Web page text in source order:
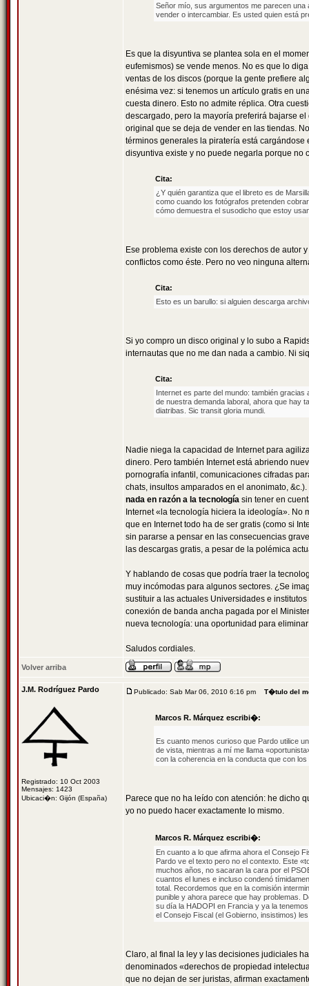
Señor mío, sus argumentos me parecen una
vender o intercambiar. Es usted quien está
Es que la disyuntiva se plantea sola en el
eufemismos) se vende menos. No es que lo
ventas de los discos (porque la gente prefiere
enésima vez: si tenemos un artículo gratis en
cuesta dinero. Esto no admite réplica. Otra
descargado, pero la mayoría preferirá bajarse
original que se deja de vender en las tiendas.
términos generales la piratería está
disyuntiva existe y no puede negarla porque no
Cita:
¿Y quién garantiza que el libreto es de
como cuando los fotógrafos pretenden
cómo demuestra el susodicho que estoy
Ese problema existe con los derechos de autor
conflictos como éste. Pero no veo ninguna
Cita:
Esto es un barullo: si alguien descarga
Si yo compro un disco original y lo subo a
internautas que no me dan nada a cambio. Ni
Cita:
Internet es parte del mundo: también
de nuestra demanda laboral, ahora que hay
diatribas. Sic transit gloria mundi.
Nadie niega la capacidad de Internet para
dinero. Pero también Internet está abriendo
pornografía infantil, comunicaciones cifradas
chats, insultos amparados en el anonimato,
nada en razón a la tecnología sin tener en
Internet «la tecnología hiciera la ideología».
que en Internet todo ha de ser gratis (como si
sin pararse a pensar en las consecuencias
las descargas gratis, a pesar de la polémica
Y hablando de cosas que podría traer la
muy incómodas para algunos sectores. ¿Se
sustituir a las actuales Universidades e
conexión de banda ancha pagada por el
nueva tecnología: una oportunidad para
Saludos cordiales.
Volver arriba
J.M. Rodríguez Pardo
Registrado: 10 Oct 2003
Mensajes: 1423
Ubicaci�n: Gijón (España)
Publicado: Sab Mar 06, 2010 6:16 pm T�tulo del
Marcos R. Márquez escribi�:
Es cuanto menos curioso que Pardo utilice
de vista, mientras a mí me llama
con la coherencia en la conducta que con
Parece que no ha leído con atención: he dicho
yo no puedo hacer exactamente lo mismo.
Marcos R. Márquez escribi�:
En cuanto a lo que afirma ahora el Consejo
Pardo ve el texto pero no el contexto. Este
muchos años, no sacaran la cara por el
cuantos el lunes e incluso condenó
total. Recordemos que en la comisión
punible y ahora parece que hay problemas.
su día la HADOPI en Francia y ya la
el Consejo Fiscal (el Gobierno, insistimos)
Claro, al final la ley y las decisiones judiciales
denominados «derechos de propiedad
que no dejan de ser juristas, afirman